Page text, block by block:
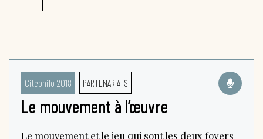
Citéphilo 2018 PARTENARIATS
Le mouvement à l’œuvre
Le mouvement et le jeu qui sont les deux foyers